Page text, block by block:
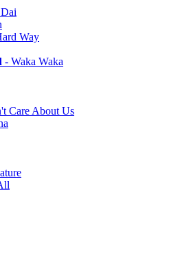
Way
- Waka Waka
Care About Us